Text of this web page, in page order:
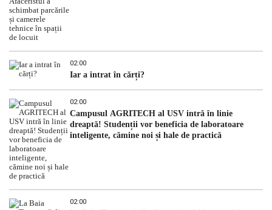
02:00
Iar a intrat în cărți?
02:00
Campusul AGRITECH al USV intră în linie
dreaptă! Studenții vor beneficia de laboratoare
inteligente, cămine noi și hale de practică
02:00